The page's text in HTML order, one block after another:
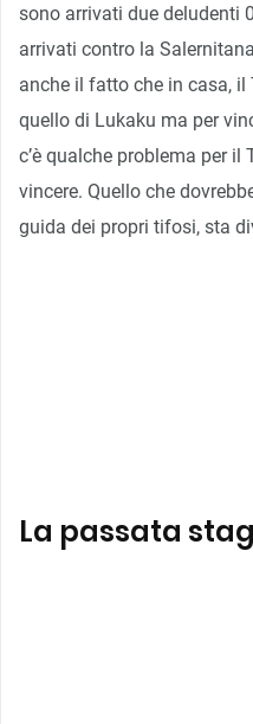
sono arrivati due deludenti
arrivati contro la
anche il fatto che in casa,
quello di Lukaku ma per
c’è qualche problema per il
vincere. Quello che
guida dei propri tifosi, sta
La passata